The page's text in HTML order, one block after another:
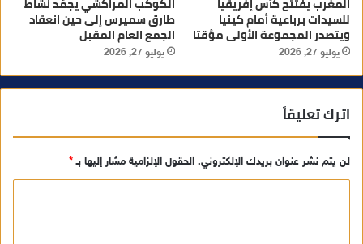
للسيدات برباعية أمام كينيا
ويتصدر المجموعة الأولى مؤقتا
يوليو 27, 2026
طارق سميرس إلى حين انعقاد
الجمع العام المقبل
يوليو 27, 2026
اترك تعليقاً
لن يتم نشر عنوان بريدك الإلكتروني. الحقول الإلزامية مشار إليها بـ*